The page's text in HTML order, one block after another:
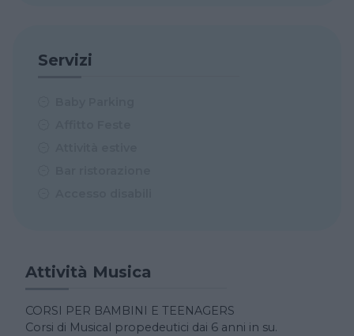
Servizi
Attività Musica
CORSI PER BAMBINI E TEENAGERS
Corsi di Musical propedeutici dai 6 anni in su.